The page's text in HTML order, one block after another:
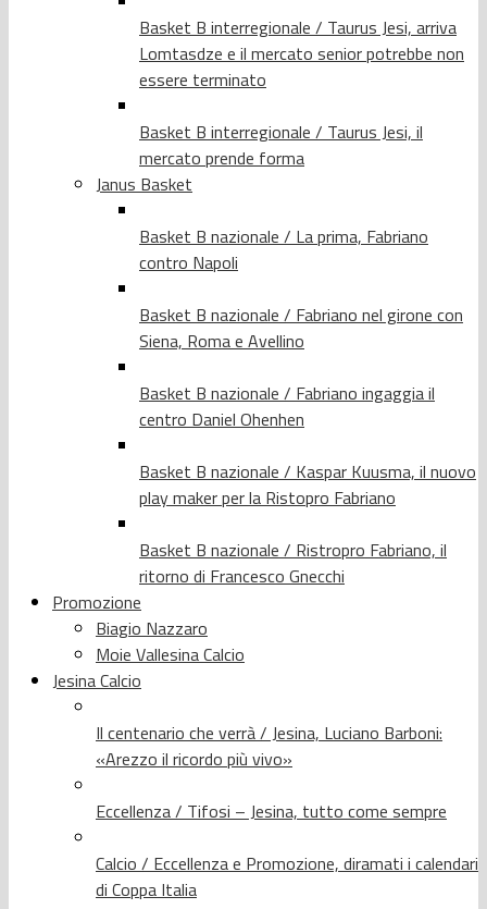
Basket B interregionale / Taurus Jesi, arriva
Lomtasdze e il mercato senior potrebbe non
essere terminato
Basket B interregionale / Taurus Jesi, il
mercato prende forma
Janus Basket
Basket B nazionale / La prima, Fabriano
contro Napoli
Basket B nazionale / Fabriano nel girone con
Siena, Roma e Avellino
Basket B nazionale / Fabriano ingaggia il
centro Daniel Ohenhen
Basket B nazionale / Kaspar Kuusma, il nuovo
play maker per la Ristopro Fabriano
Basket B nazionale / Ristropro Fabriano, il
ritorno di Francesco Gnecchi
Promozione
Biagio Nazzaro
Moie Vallesina Calcio
Jesina Calcio
Il centenario che verrà / Jesina, Luciano Barboni:
«Arezzo il ricordo più vivo»
Eccellenza / Tifosi – Jesina, tutto come sempre
Calcio / Eccellenza e Promozione, diramati i calendari
di Coppa Italia